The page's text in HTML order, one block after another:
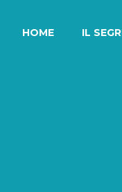
HOME IL